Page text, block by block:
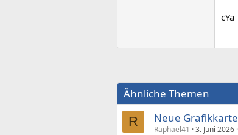
cYa
Ähnliche Themen
R Neue Grafikkarte
Raphael41 3. Juni 2026